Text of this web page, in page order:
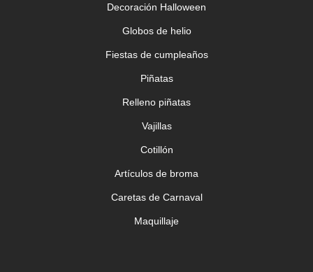
Decoración Halloween
Globos de helio
Fiestas de cumpleaños
Piñatas
Relleno piñatas
Vajillas
Cotillón
Artículos de broma
Caretas de Carnaval
Maquillaje